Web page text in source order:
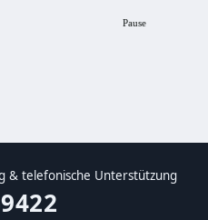
Pause
& telefonische Unterstützung